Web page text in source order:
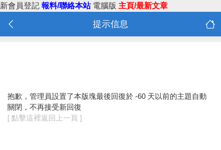
新會員登記 報料/聯絡本站 電腦版 主頁/最新文章
提示信息
抱歉，管理員設置了本版塊最後回復於 -60 天以前的主題自動
關閉，不再接受新回復
[ 點擊這裡返回上一頁 ]